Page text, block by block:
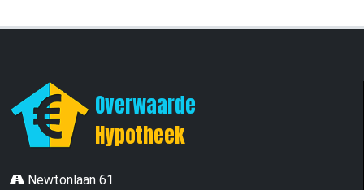
Overwaarde
Hypotheek
Newtonlaan 61